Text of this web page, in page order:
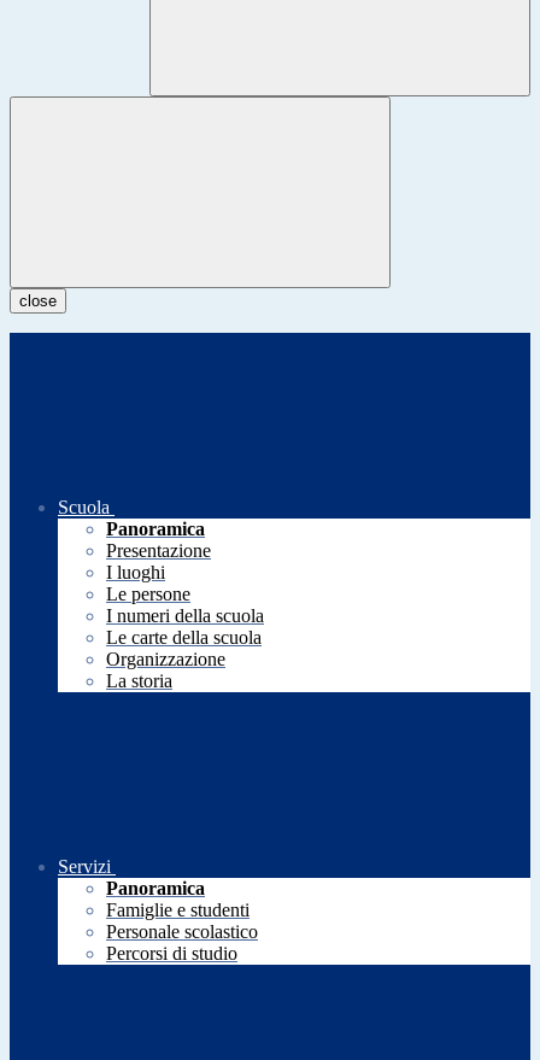
close
Scuola
Panoramica
Presentazione
I luoghi
Le persone
I numeri della scuola
Le carte della scuola
Organizzazione
La storia
Servizi
Panoramica
Famiglie e studenti
Personale scolastico
Percorsi di studio